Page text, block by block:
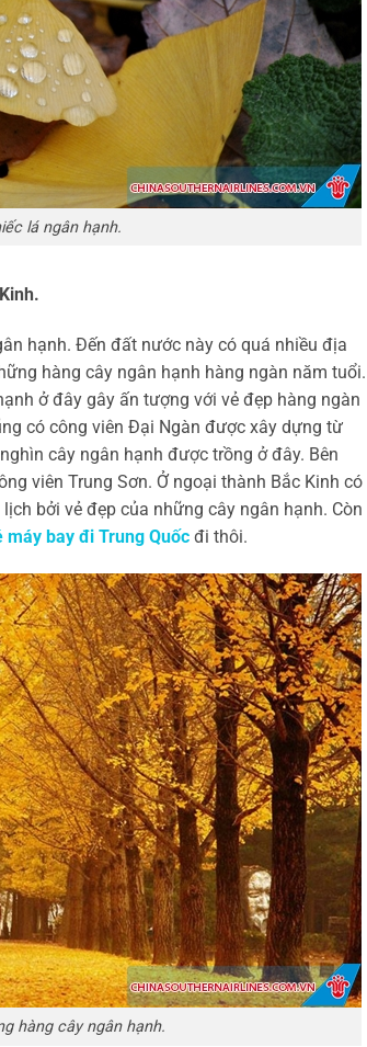
lá ngân hạnh.
hạnh. Đến đất nước này có quá nhiều địa
hàng cây ngân hạnh hàng ngàn năm tuổi.
ở đây gây ấn tượng với vẻ đẹp hàng ngàn
có công viên Đại Ngàn được xây dựng từ
cây ngân hạnh được trồng ở đây. Bên
viên Trung Sơn. Ở ngoại thành Bắc Kinh có
bởi vẻ đẹp của những cây ngân hạnh. Còn
máy bay đi Trung Quốc đi thôi.
hàng cây ngân hạnh.